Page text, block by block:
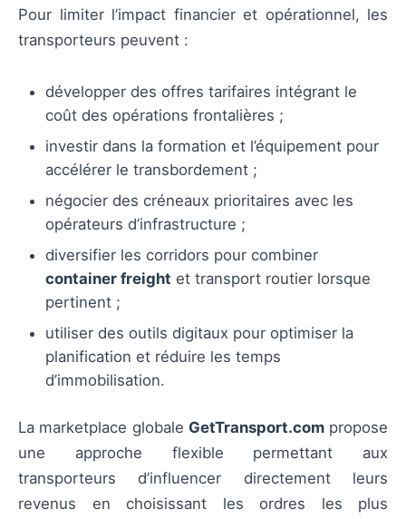
Pour limiter l’impact financier et opérationnel, les
transporteurs peuvent :
développer des offres tarifaires intégrant le
coût des opérations frontalières ;
investir dans la formation et l’équipement pour
accélérer le transbordement ;
négocier des créneaux prioritaires avec les
opérateurs d’infrastructure ;
diversifier les corridors pour combiner
container freight et transport routier lorsque
pertinent ;
utiliser des outils digitaux pour optimiser la
planification et réduire les temps
d’immobilisation.
La marketplace globale GetTransport.compropose
une approche flexible permettant aux
transporteurs d’influencer directement leurs
revenus en choisissant les ordres les plus